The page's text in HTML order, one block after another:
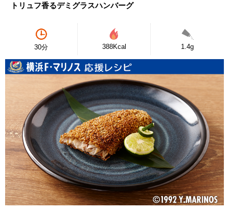
トリュフ香るデミグラスハンバーグ
30分 388Kcal 1.4g